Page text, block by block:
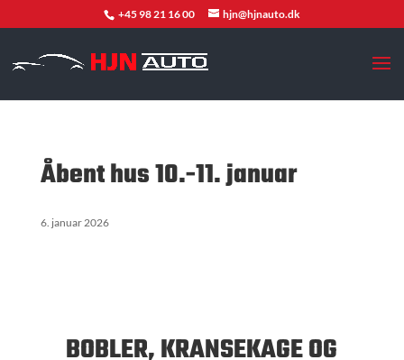
+45 98 21 16 00 hjn@hjnauto.dk
Åbent hus 10.-11. januar
6. januar 2026
BOBLER, KRANSEKAGE OG